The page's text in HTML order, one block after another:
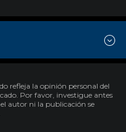
refleja la opinión personal del
Por favor, investigue antes
autor ni la publicación se